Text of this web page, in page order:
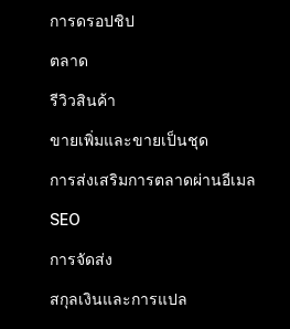
การดรอปชิป
ตลาด
รีวิวสินค้า
ขายเพิ่มและขายเป็นชุด
การส่งเสริมการตลาดผ่านอีเมล
SEO
การจัดส่ง
สกุลเงินและการแปล